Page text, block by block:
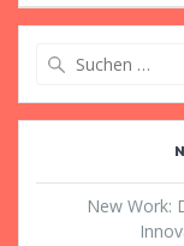
New Work: